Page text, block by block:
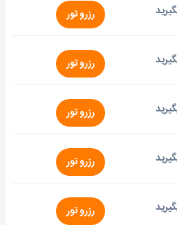
رزرو تور
رزرو تور
رزرو تور
رزرو تور
رزرو تور